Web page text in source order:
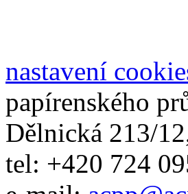
nastavení
papírenského
Dělnická 213/
tel: +420 724